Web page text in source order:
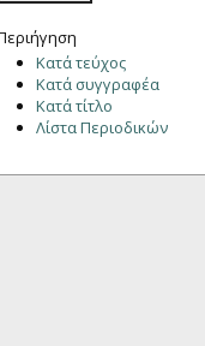
Κατά τεύχος
Κατά συγγραφέα
Κατά τίτλο
Λίστα Περιοδικών